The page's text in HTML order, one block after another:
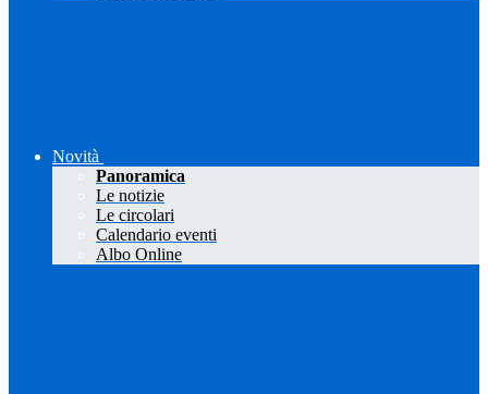
Novità
Panoramica
Le notizie
Le circolari
Calendario eventi
Albo Online